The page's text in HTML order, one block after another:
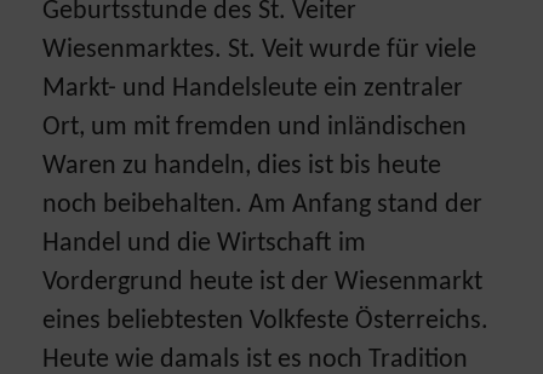
Geburtsstunde des St. Veiter
Wiesenmarktes. St. Veit wurde für viele
Markt- und Handelsleute ein zentraler
Ort, um mit fremden und inländischen
Waren zu handeln, dies ist bis heute
noch beibehalten. Am Anfang stand der
Handel und die Wirtschaft im
Vordergrund heute ist der Wiesenmarkt
eines beliebtesten Volkfeste Österreichs.
Heute wie damals ist es noch Tradition